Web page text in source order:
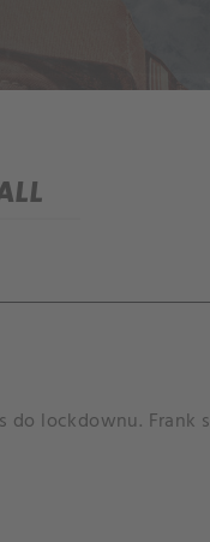
do lockdownu.